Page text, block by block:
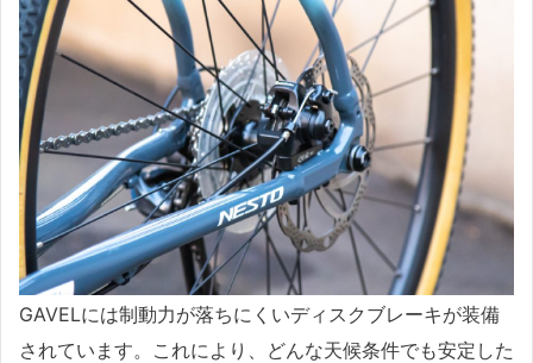
GAVELには制動力が落ちにくいディスクブレーキが装備
されています。これにより、どんな天候条件でも安定した